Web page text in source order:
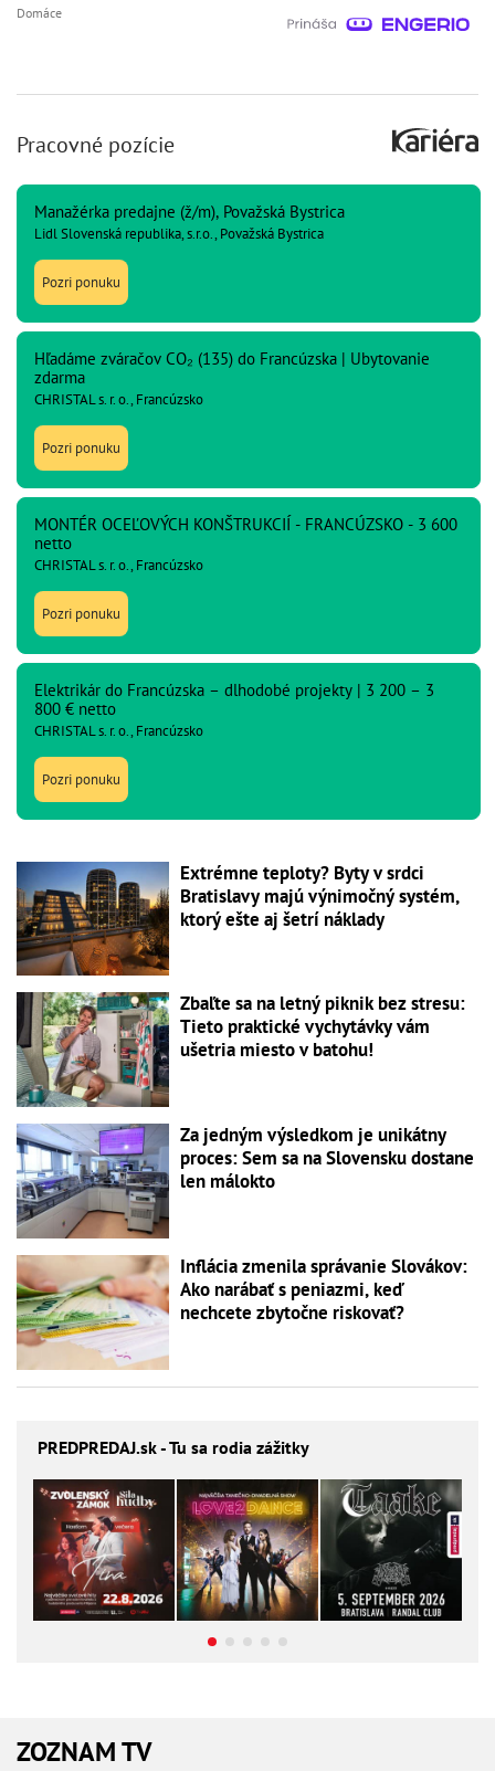
Domáce
Pracovné pozície
Manažérka predajne (ž/m), Považská Bystrica
Lidl Slovenská republika, s.r.o., Považská Bystrica
Pozri ponuku
Hľadáme zváračov CO₂ (135) do Francúzska | Ubytovanie
zdarma
CHRISTAL s. r. o., Francúzsko
Pozri ponuku
MONTÉR OCEĽOVÝCH KONŠTRUKCIÍ - FRANCÚZSKO - 3 600
netto
CHRISTAL s. r. o., Francúzsko
Pozri ponuku
Elektrikár do Francúzska – dlhodobé projekty | 3 200 – 3
800 € netto
CHRISTAL s. r. o., Francúzsko
Pozri ponuku
Extrémne teploty? Byty v srdci
Bratislavy majú výnimočný systém,
ktorý ešte aj šetrí náklady
Zbaľte sa na letný piknik bez stresu:
Tieto praktické vychytávky vám
ušetria miesto v batohu!
Za jedným výsledkom je unikátny
proces: Sem sa na Slovensku dostane
len málokto
Inflácia zmenila správanie Slovákov:
Ako narábať s peniazmi, keď
nechcete zbytočne riskovať?
PREDPREDAJ.sk - Tu sa rodia zážitky
ZOZNAM TV